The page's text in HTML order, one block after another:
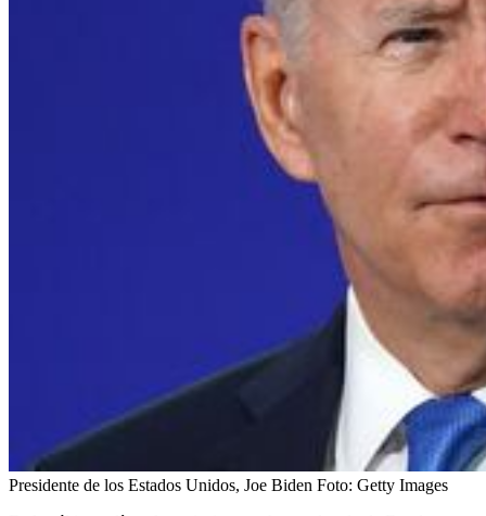
Presidente de los Estados Unidos, Joe Biden Foto: Getty Images